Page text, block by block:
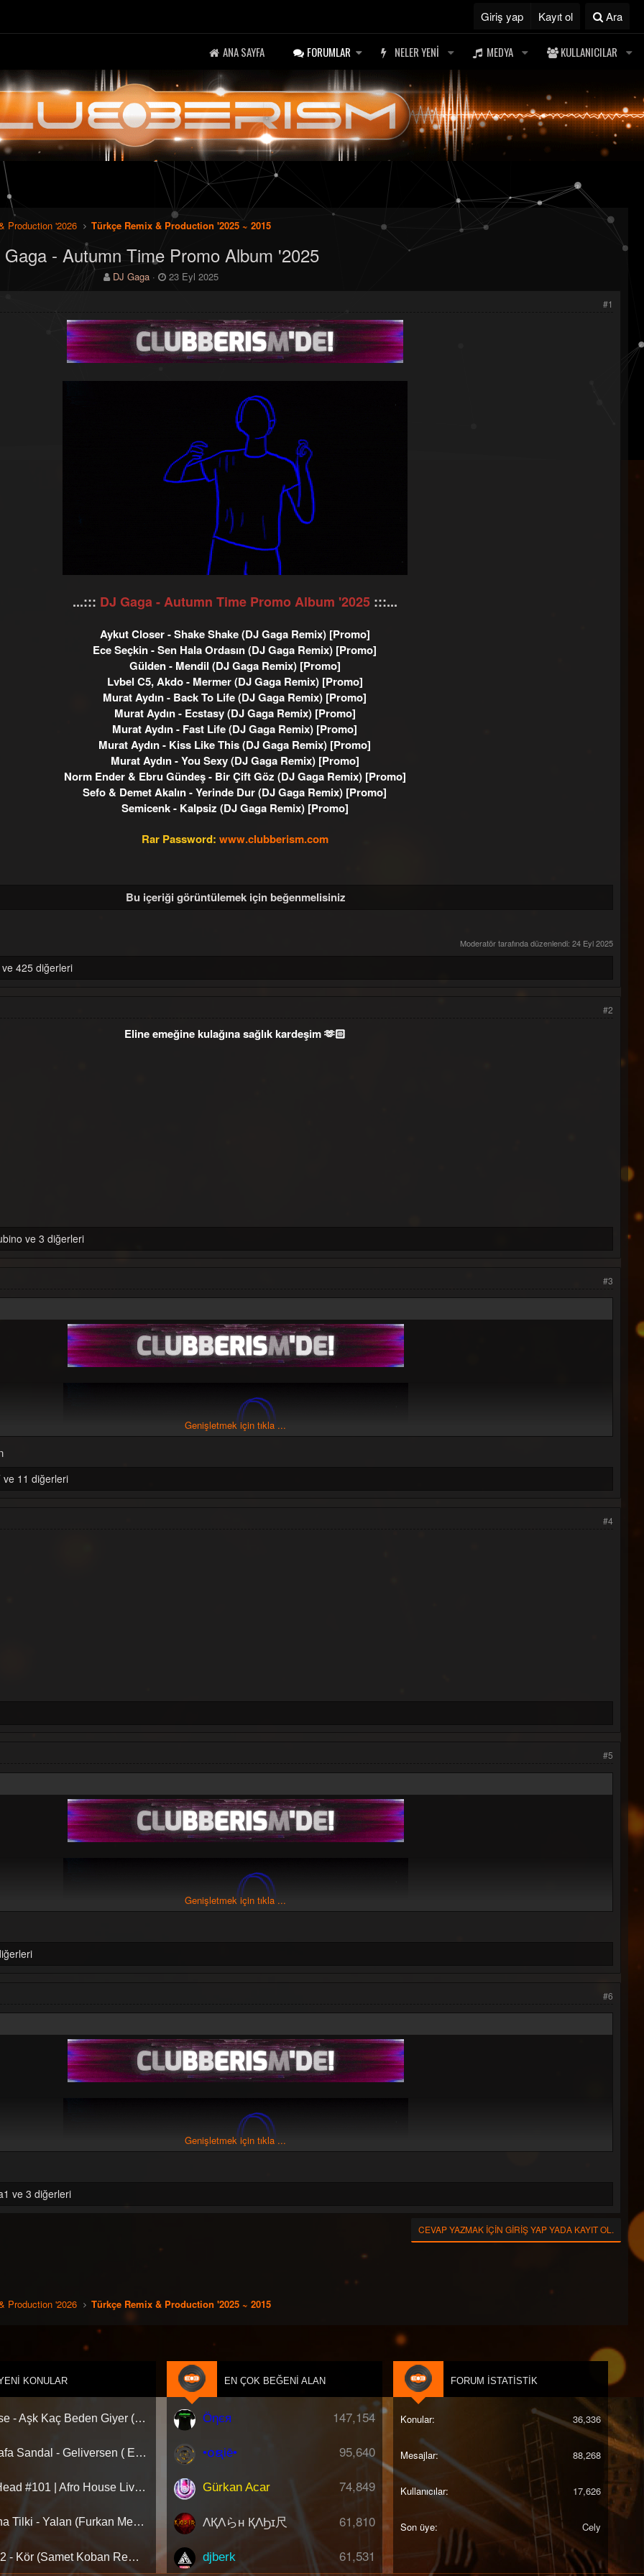
Giriş yap Kayıt ol Ara
ANA SAYFA FORUMLAR NELER YENI MEDYA KULLANICILAR
Production '2026 Türkçe Remix & Production '2025 ~ 2015
Gaga - Autumn Time Promo Album '2025
K
u
y
u
b
a
DJ Gaga
B
a
n
g
ı
ç
23 Eyl 2025
#1
...::: DJ Gaga - Autumn Time Promo Album '2025:::...
Aykut Closer - Shake Shake (DJ Gaga Remix) [Promo]
Ece Seçkin - Sen Hala Ordasın (DJ Gaga Remix) [Promo]
Gülden - Mendil (DJ Gaga Remix) [Promo]
Lvbel C5, Akdo - Mermer (DJ Gaga Remix) [Promo]
Murat Aydın - Back To Life (DJ Gaga Remix) [Promo]
Murat Aydın - Ecstasy (DJ Gaga Remix) [Promo]
Murat Aydın - Fast Life (DJ Gaga Remix) [Promo]
Murat Aydın - Kiss Like This (DJ Gaga Remix) [Promo]
Murat Aydın - You Sexy (DJ Gaga Remix) [Promo]
Norm Ender & Ebru Gündeş - Bir Çift Göz (DJ Gaga Remix) [Promo]
Sefo & Demet Akalın - Yerinde Dur (DJ Gaga Remix) [Promo]
Semicenk - Kalpsiz (DJ Gaga Remix) [Promo]
Rar Password: www.clubberism.com
Bu içeriği görüntülemek için beğenmelisiniz
Moderatör tarafında düzenlendi: 24 Eyl 2025
425 diğerleri
#2
Eline emeğine kulağına sağlık kardeşim 🫶🏻
ve 3 diğerleri
#3
Semicenk - Kalpsiz (DJ Gaga Remix) [Promo]
Rar Password: www.clubberism.com
[Gizli içerik]
Genişletmek için tıkla ...
ve 11 diğerleri
#4
#5
...:::DJ Gaga - Autumn Time Promo Album '2025:::...
Ece Seçkin - Sen Hala Ordasın (DJ Gaga Remix) [Promo]
Gülden - Mendil (DJ Gaga Remix) [Promo]
Lvbel C5, Akdo - Mermer (DJ Gaga Remix) [Promo]
Murat Aydın - You Sexy (DJ Gaga Remix) [Promo]
Semicenk - Kalpsiz (DJ Gaga Remix) [Promo]
[Gizli içerik]
Genişletmek için tıkla ...
#6
Aykut Closer - Shake Shake (DJ Gaga Remix) [Promo]
Ece Seçkin - Sen Hala Ordasın (DJ Gaga Remix) [Promo]
Gülden - Mendil (DJ Gaga Remix) [Promo]
Lvbel C5, Akdo - Mermer (DJ Gaga Remix) [Promo]
Murat Aydın - Back To Life (DJ Gaga Remix) [Promo]
Murat Aydın - Ecstasy (DJ Gaga Remix) [Promo]
Murat Aydın - Fast Life (DJ Gaga Remix) [Promo]
Murat Aydın - You Sexy (DJ Gaga Remix) [Promo]
Norm Ender & Ebru Gündeş - Bir Çift Göz (DJ Gaga Remix) [Promo]
Semicenk - Kalpsiz (DJ Gaga Remix) [Promo]
Rar Password:
www.clubberism.com
[Gizli içerik]
Genişletmek için tıkla ...
ve 3 diğerleri
CEVAP YAZMAK IÇIN GIRIŞ YAP YADA KAYIT OL.
Production '2026 Türkçe Remix & Production '2025 ~ 2015
KONULAR
Hadise - Aşk Kaç Beden Giyer (Deniz Savaş Remix) Afro House
Mustafa Sandal - Geliversen ( Emre Serin Remix )
AfroHead #101 | Afro House Live Set 2026 (Mixed by Kemal Özgür) No Jingle
Aleyna Tilki - Yalan (Furkan Mengi & Auş Remix) [Extended]
Ati242 - Kör (Samet Koban Remix)
EN ÇOK BEĞENI ALAN
147,154
Öηєя
95,640
•໐ຊiē•
74,849
Gürkan Acar
61,810
ΛҚΛらн ҚΛϦɪ尺
61,531
djberk
FORUM İSTATISTIK
Konular 36,336
Mesajlar 88,268
Kullanıcılar 17,626
Son üye Cely